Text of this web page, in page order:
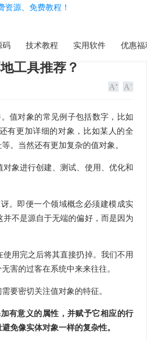
码 技术教程 实用软件 优惠福
工具推荐？
值对象的常见例子包括数字，比如
有更加详细的对象，比如某人的全
。当然还有更加复杂的值对象。
象进行创建、测试、使用、优化和
。即便一个领域概念必须建模成实
不是源自于无端的偏好，而是因为
用完之后将其直接扔掉。我们不用
害的过客在系统中来来往往。
要密切关注值对象的特征。
有意义的属性，并赋予它相应的行
免像实体对象一样的复杂性。